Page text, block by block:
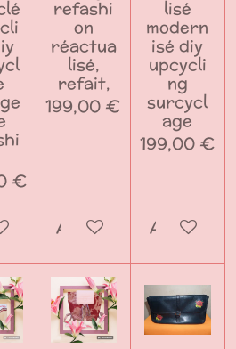
€
au panier
refashi
on
réactua
lisé,
refait,
199,00 €
Ajouter au panier
lisé
modern
isé diy
upcycli
ng
surcycl
age
199,00 €
Ajouter